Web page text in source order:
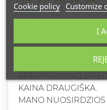
MILDA
2025-12-17
KAINA DRAUGIŠKA.
MANO
Cookie policy Customize
I